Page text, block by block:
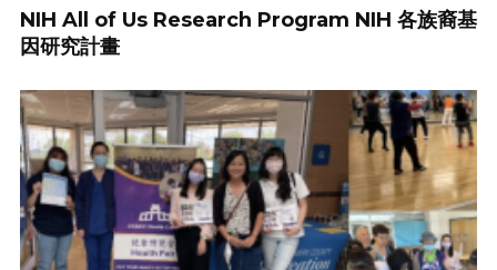
NIH All of Us Research Program NIH 各族裔基
因研究計畫